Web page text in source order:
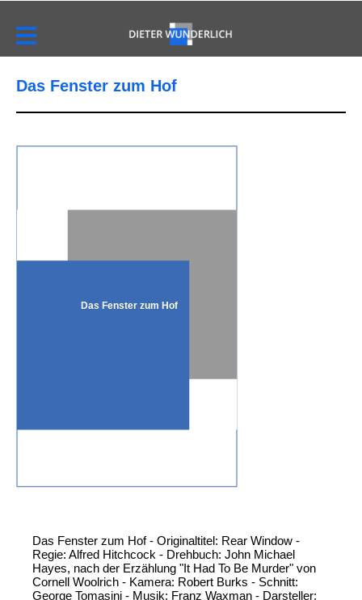
Das Fenster zum Hof
Das Fenster zum Hof
Das Fenster zum Hof - Originaltitel: Rear Window -
Regie: Alfred Hitchcock - Drehbuch: John Michael
Hayes, nach der Erzählung "It Had To Be Murder" von
Cornell Woolrich - Kamera: Robert Burks - Schnitt:
George Tomasini - Musik: Franz Waxman - Darsteller: